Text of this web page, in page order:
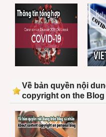
Về bản quyền nội
copyright on the Blog